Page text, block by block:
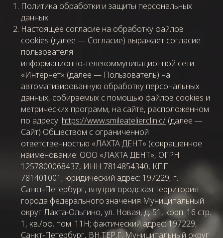
Политика обработки и защиты персональных
данных
Настоящее согласие на обработку файлов
cookies (далее — Согласие) выражает согласие
пользователя
информационно‑телекоммуникационной сети
«Интернет» (далее — Пользователь) на
автоматизированную обработку персональных
данных, собираемых с помощью файлов cookies и
метрических программ, на сайте, расположенном
по адресу: https://www.smileatelier.clinic/ (далее —
Сайт) Обществом с ограниченной
ответственностью «ЛАХТА ДЕНТ» (сокращенное
наименование: ООО «ЛАХТА ДЕНТ», ОГРН
1257800068437, ИНН 7814854340, КПП
781401001, юридический адрес: 197229, г.
Санкт‑Петербург, внутригородская территория
города федерального значения Муниципальный
округ Лахта‑Ольгино, ул. Новая, д. 51, корп. 16 стр.
1, кв./оф. пом. 11Н; фактический адрес: 197229,
Санкт‑Петербург, ВН.ТЕР.Г. Муниципальный округ